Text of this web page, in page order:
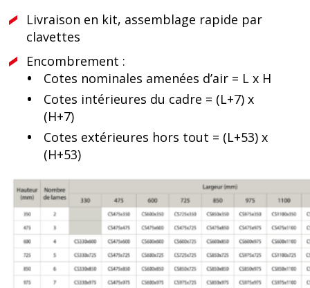
Livraison en kit, assemblage rapide par
clavettes
Encombrement :
Cotes nominales amenées d’air = L x H
Cotes intérieures du cadre = (L+7) x
(H+7)
Cotes extérieures hors tout = (L+53) x
(H+53)